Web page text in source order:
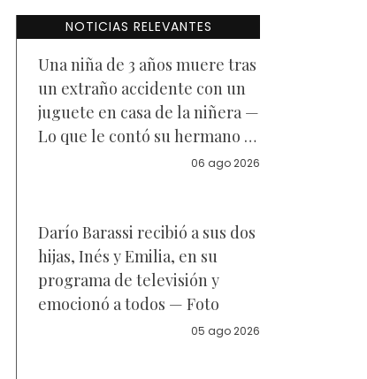
NOTICIAS RELEVANTES
Una niña de 3 años muere tras
un extraño accidente con un
juguete en casa de la niñera —
Lo que le contó su hermano a
06 ago 2026
Darío Barassi recibió a sus dos
hijas, Inés y Emilia, en su
programa de televisión y
emocionó a todos — Foto
05 ago 2026